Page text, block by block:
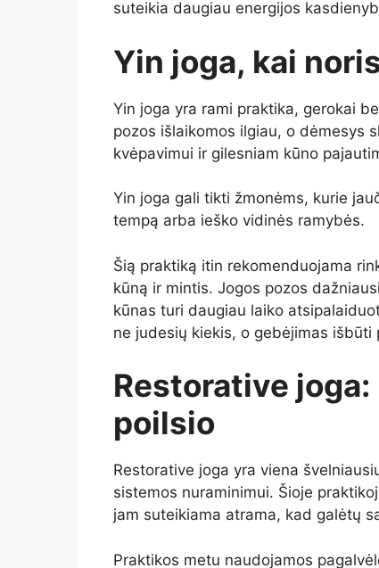
suteikia daugiau energijos
Yin joga, kai
Yin joga yra rami praktika, gerokai
pozos išlaikomos ilgiau, o dėmesys
kvėpavimui ir gilesniam kūno
Yin joga gali tikti žmonėms, kurie
tempą arba ieško vidinės ramybės.
Šią praktiką itin rekomenduojama
kūną ir mintis. Jogos pozos
kūnas turi daugiau laiko
ne judesių kiekis, o gebėjimas
Restorative
poilsio
Restorative joga yra viena
sistemos nuraminimui. Šioje
jam suteikiama atrama, kad galėtų
Praktikos metu naudojamos